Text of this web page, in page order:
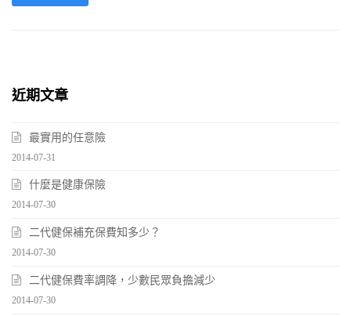
近期文章
最實用的任意險
2014-07-31
什麼是健康保險
2014-07-30
二代健保補充保費知多少？
2014-07-30
二代健保費率調降，少數民眾負擔減少
2014-07-30